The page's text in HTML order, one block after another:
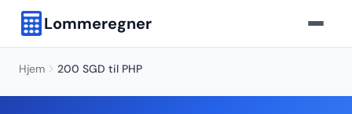
Lommeregner
Hjem 200 SGD til PHP